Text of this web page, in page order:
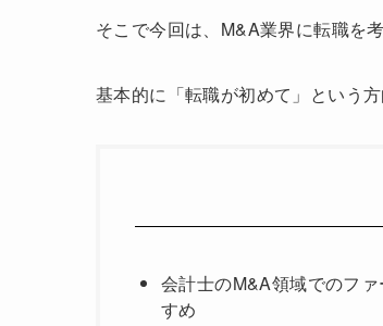
そこで今回は、M&A業界に転職を
基本的に「転職が初めて」という
会計士のM&A領域でのフ
すめ